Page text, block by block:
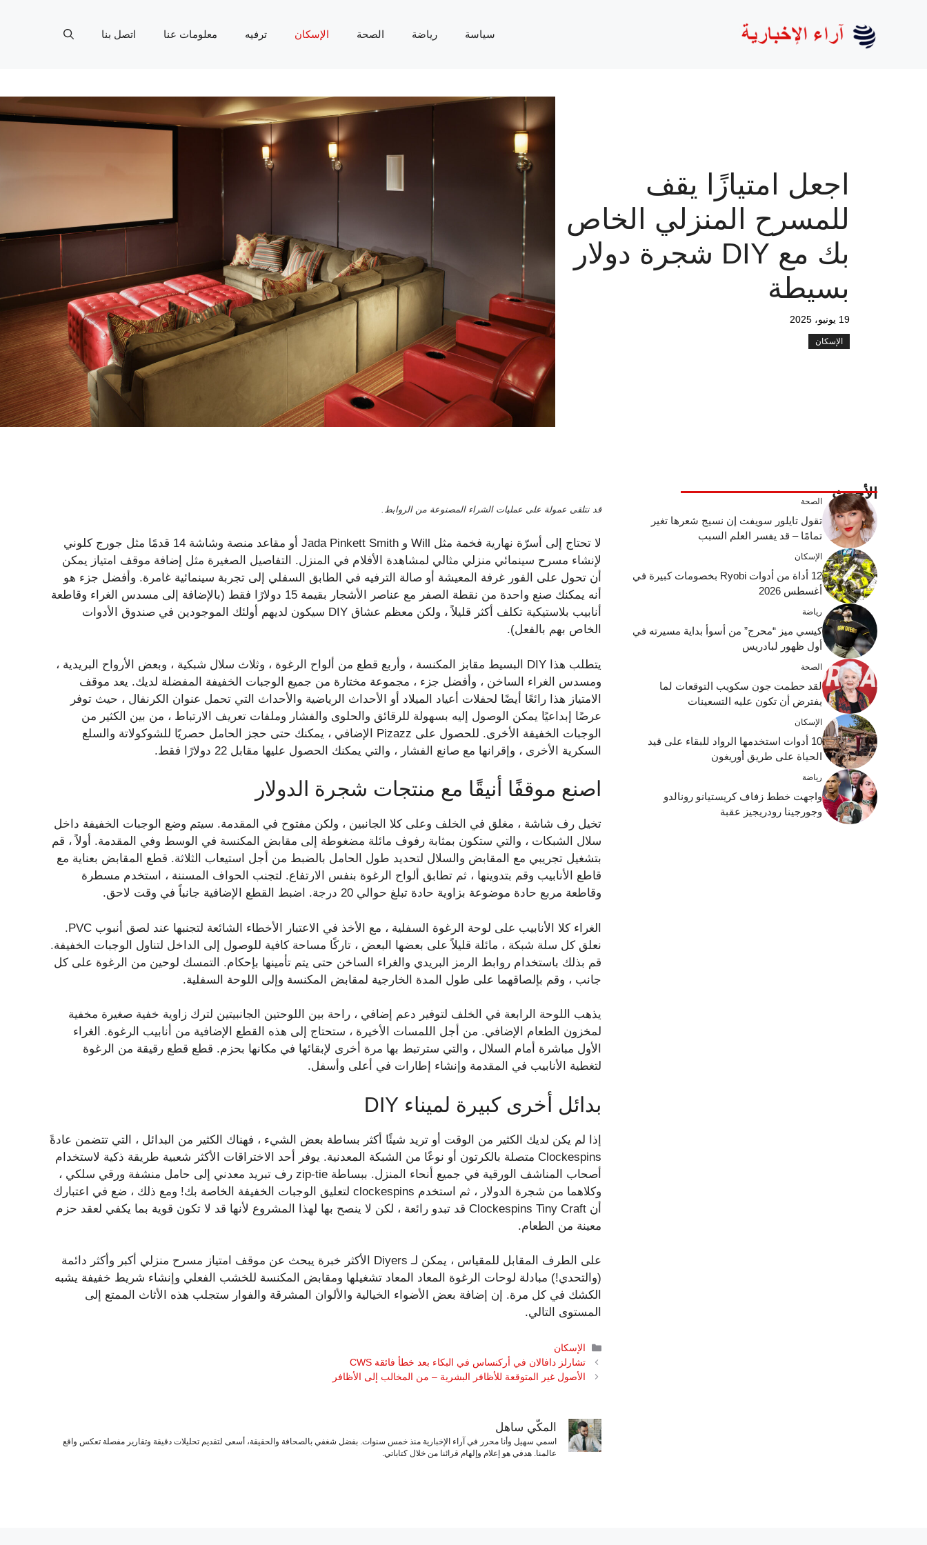
سياسة رياضة الصحة الإسكان ترفيه معلومات عنا اتصل بنا
اجعل امتيازًا يقف
للمسرح المنزلي الخاص
بك مع DIY شجرة دولار
بسيطة
19 يونيو، 2025
الإسكان
قد نتلقى عمولة على عمليات الشراء المصنوعة من الروابط.
لا تحتاج إلى أسرّة نهارية فخمة مثل Will و Jada Pinkett Smith أو مقاعد منصة وشاشة 14 قدمًا مثل جورج كلوني
لإنشاء مسرح سينمائي منزلي مثالي لمشاهدة الأفلام في المنزل. التفاصيل الصغيرة مثل إضافة موقف امتياز يمكن
أن تحول على الفور غرفة المعيشة أو صالة الترفيه في الطابق السفلي إلى تجربة سينمائية غامرة. وأفضل جزء هو
أنه يمكنك صنع واحدة من نقطة الصفر مع عناصر الأشجار بقيمة 15 دولارًا فقط (بالإضافة إلى مسدس الغراء وقاطعة
أنابيب بلاستيكية تكلف أكثر قليلاً ، ولكن معظم عشاق DIY سيكون لديهم أولئك الموجودين في صندوق الأدوات
الخاص بهم بالفعل).
يتطلب هذا DIY البسيط مقابز المكنسة ، وأربع قطع من ألواح الرغوة ، وثلاث سلال شبكية ، وبعض الأرواح البريدية ،
ومسدس الغراء الساخن ، وأفضل جزء ، مجموعة مختارة من جميع الوجبات الخفيفة المفضلة لديك. يعد موقف
الامتياز هذا رائعًا أيضًا لحفلات أعياد الميلاد أو الأحداث الرياضية والأحداث التي تحمل عنوان الكرنفال ، حيث توفر
عرضًا إبداعيًا يمكن الوصول إليه بسهولة للرقائق والحلوى والفشار وملفات تعريف الارتباط ، من بين الكثير من
الوجبات الخفيفة الأخرى. للحصول على Pizazz الإضافي ، يمكنك حتى حجز الحامل حصريًا للشوكولاتة والسلع
السكرية الأخرى ، وإقرانها مع صانع الفشار ، والتي يمكنك الحصول عليها مقابل 22 دولارًا فقط.
اصنع موقفًا أنيقًا مع منتجات شجرة الدولار
تخيل رف شاشة ، مغلق في الخلف وعلى كلا الجانبين ، ولكن مفتوح في المقدمة. سيتم وضع الوجبات الخفيفة داخل
سلال الشبكات ، والتي ستكون بمثابة رفوف مائلة مضغوطة إلى مقابض المكنسة في الوسط وفي المقدمة. أولاً ، قم
بتشغيل تجريبي مع المقابض والسلال لتحديد طول الحامل بالضبط من أجل استيعاب الثلاثة. قطع المقابض بعناية مع
قاطع الأنابيب وقم بتدوينها ، ثم تطابق ألواح الرغوة بنفس الارتفاع. لتجنب الحواف المسننة ، استخدم مسطرة
وقاطعة مربع حادة موضوعة بزاوية حادة تبلغ حوالي 20 درجة. اضبط القطع الإضافية جانباً في وقت لاحق.
الغراء كلا الأنابيب على لوحة الرغوة السفلية ، مع الأخذ في الاعتبار الأخطاء الشائعة لتجنبها عند لصق أنبوب PVC.
نعلق كل سلة شبكة ، مائلة قليلاً على بعضها البعض ، تاركًا مساحة كافية للوصول إلى الداخل لتناول الوجبات الخفيفة.
قم بذلك باستخدام روابط الرمز البريدي والغراء الساخن حتى يتم تأمينها بإحكام. التمسك لوحين من الرغوة على كل
جانب ، وقم بإلصاقهما على طول المدة الخارجية لمقابض المكنسة وإلى اللوحة السفلية.
يذهب اللوحة الرابعة في الخلف لتوفير دعم إضافي ، راحة بين اللوحتين الجانبيتين لترك زاوية خفية صغيرة مخفية
لمخزون الطعام الإضافي. من أجل اللمسات الأخيرة ، ستحتاج إلى هذه القطع الإضافية من أنابيب الرغوة. الغراء
الأول مباشرة أمام السلال ، والتي سترتبط بها مرة أخرى لإبقائها في مكانها بحزم. قطع قطع رقيقة من الرغوة
لتغطية الأنابيب في المقدمة وإنشاء إطارات في أعلى وأسفل.
بدائل أخرى كبيرة لميناء DIY
إذا لم يكن لديك الكثير من الوقت أو تريد شيئًا أكثر بساطة بعض الشيء ، فهناك الكثير من البدائل ، التي تتضمن عادةً
Clockespins متصلة بالكرتون أو نوعًا من الشبكة المعدنية. يوفر أحد الاختراقات الأكثر شعبية طريقة ذكية لاستخدام
أصحاب المناشف الورقية في جميع أنحاء المنزل. ببساطة zip-tie رف تبريد معدني إلى حامل منشفة ورقي سلكي ،
وكلاهما من شجرة الدولار ، ثم استخدم clockespins لتعليق الوجبات الخفيفة الخاصة بك! ومع ذلك ، ضع في اعتبارك
أن Clockespins Tiny Craft قد تبدو رائعة ، لكن لا ينصح بها لهذا المشروع لأنها قد لا تكون قوية بما يكفي لعقد حزم
معينة من الطعام.
على الطرف المقابل للمقياس ، يمكن لـ Diyers الأكثر خبرة يبحث عن موقف امتياز مسرح منزلي أكبر وأكثر دائمة
(والتحدي!) مبادلة لوحات الرغوة المعاد المعاد تشغيلها ومقابض المكنسة للخشب الفعلي وإنشاء شريط خفيفة يشبه
الكشك في كل مرة. إن إضافة بعض الأضواء الخيالية والألوان المشرقة والفوار ستجلب هذه الأثاث الممتع إلى
المستوى التالي.
التصنيفات
الإسكان
تشارلز دافالان في أركنساس في البكاء بعد خطأ فائقة CWS
الأصول غير المتوقعة للأظافر البشرية – من المخالب إلى الأظافر
المكّي ساهل
اسمي سهيل وأنا محرر في آراء الإخبارية منذ خمس سنوات. بفضل شغفي بالصحافة والحقيقة، أسعى لتقديم تحليلات دقيقة وتقارير مفصلة تعكس واقع
عالمنا. هدفي هو إعلام وإلهام قرائنا من خلال كتاباتي.
الأحدث الصحة
تقول تايلور سويفت إن نسيج شعرها تغير
تمامًا – قد يفسر العلم السبب
الإسكان
12 أداة من أدوات Ryobi بخصومات كبيرة في
أغسطس 2026
رياضة
كيسي ميز “محرج” من أسوأ بداية مسيرته في
أول ظهور لبادريس
الصحة
لقد حطمت جون سكويب التوقعات لما
يفترض أن تكون عليه التسعينات
الإسكان
10 أدوات استخدمها الرواد للبقاء على قيد
الحياة على طريق أوريغون
رياضة
واجهت خطط زفاف كريستيانو رونالدو
وجورجينا رودريجيز عقبة